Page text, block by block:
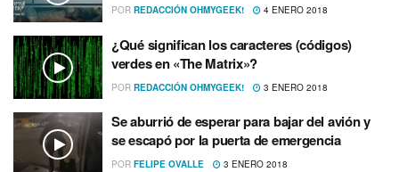
POR REDACCIÓN OHMYGEEK! 4 ENERO 2018
¿Qué significan los caracteres (códigos)
verdes en «The Matrix»?
POR REDACCIÓN OHMYGEEK! 3 ENERO 2018
Se aburrió de esperar para bajar del avión y
se escapó por la puerta de emergencia
POR FELIPE OVALLE 3 ENERO 2018